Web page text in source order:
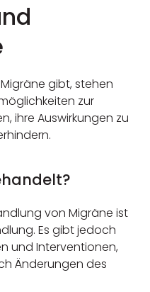
gibt, stehen
zur
ihre Auswirkungen zu
von Migräne ist
Es gibt jedoch
und Interventionen,
Änderungen des